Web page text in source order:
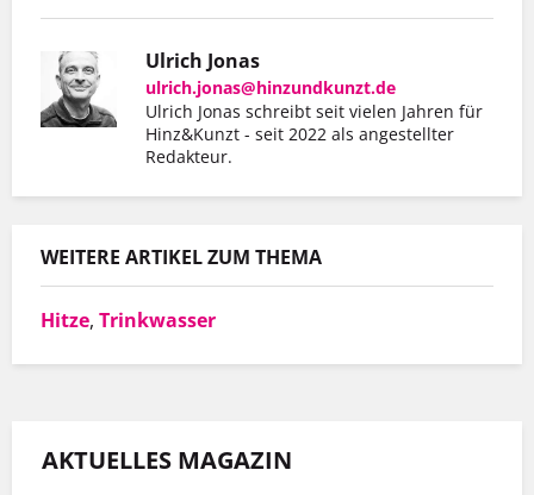
Ulrich Jonas
ulrich.jonas@hinzundkunzt.de
Ulrich Jonas schreibt seit vielen Jahren für
Hinz&Kunzt - seit 2022 als angestellter
Redakteur.
WEITERE ARTIKEL ZUM THEMA
Hitze, Trinkwasser
Er hat mit Hinz&Kunzt nicht nur eine
Wohnung gefunden, sondern auch einen
Arbeitgeber, der ihn so schätzt, wie er ist.
MEHR INFOS
AKTUELLES MAGAZIN